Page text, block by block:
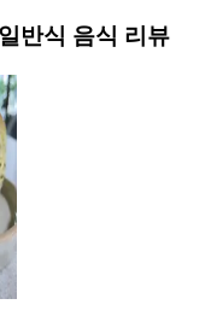
일반식 음식 리뷰